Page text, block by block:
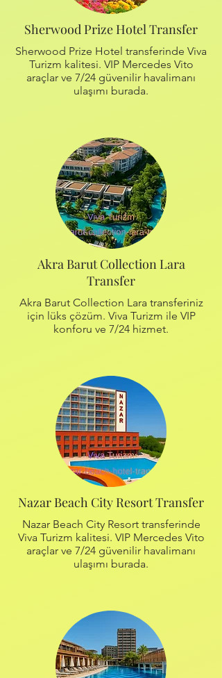
Sherwood Prize Hotel Transfer
Sherwood Prize Hotel transferinde Viva
Turizm kalitesi. VIP Mercedes Vito
araçlar ve 7/24 güvenilir havalimanı
ulaşımı burada.
Akra Barut Collection Lara
Transfer
Akra Barut Collection Lara transferiniz
için lüks çözüm. Viva Turizm ile VIP
konforu ve 7/24 hizmet.
Nazar Beach City Resort Transfer
Nazar Beach City Resort transferinde
Viva Turizm kalitesi. VIP Mercedes Vito
araçlar ve 7/24 güvenilir havalimanı
ulaşımı burada.